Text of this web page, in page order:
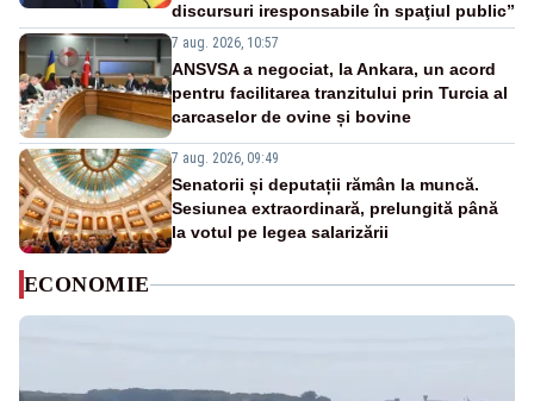
discursuri iresponsabile în spaţiul public”
7 aug. 2026, 10:57
ANSVSA a negociat, la Ankara, un acord
pentru facilitarea tranzitului prin Turcia al
carcaselor de ovine și bovine
7 aug. 2026, 09:49
Senatorii și deputații rămân la muncă.
Sesiunea extraordinară, prelungită până
la votul pe legea salarizării
ECONOMIE